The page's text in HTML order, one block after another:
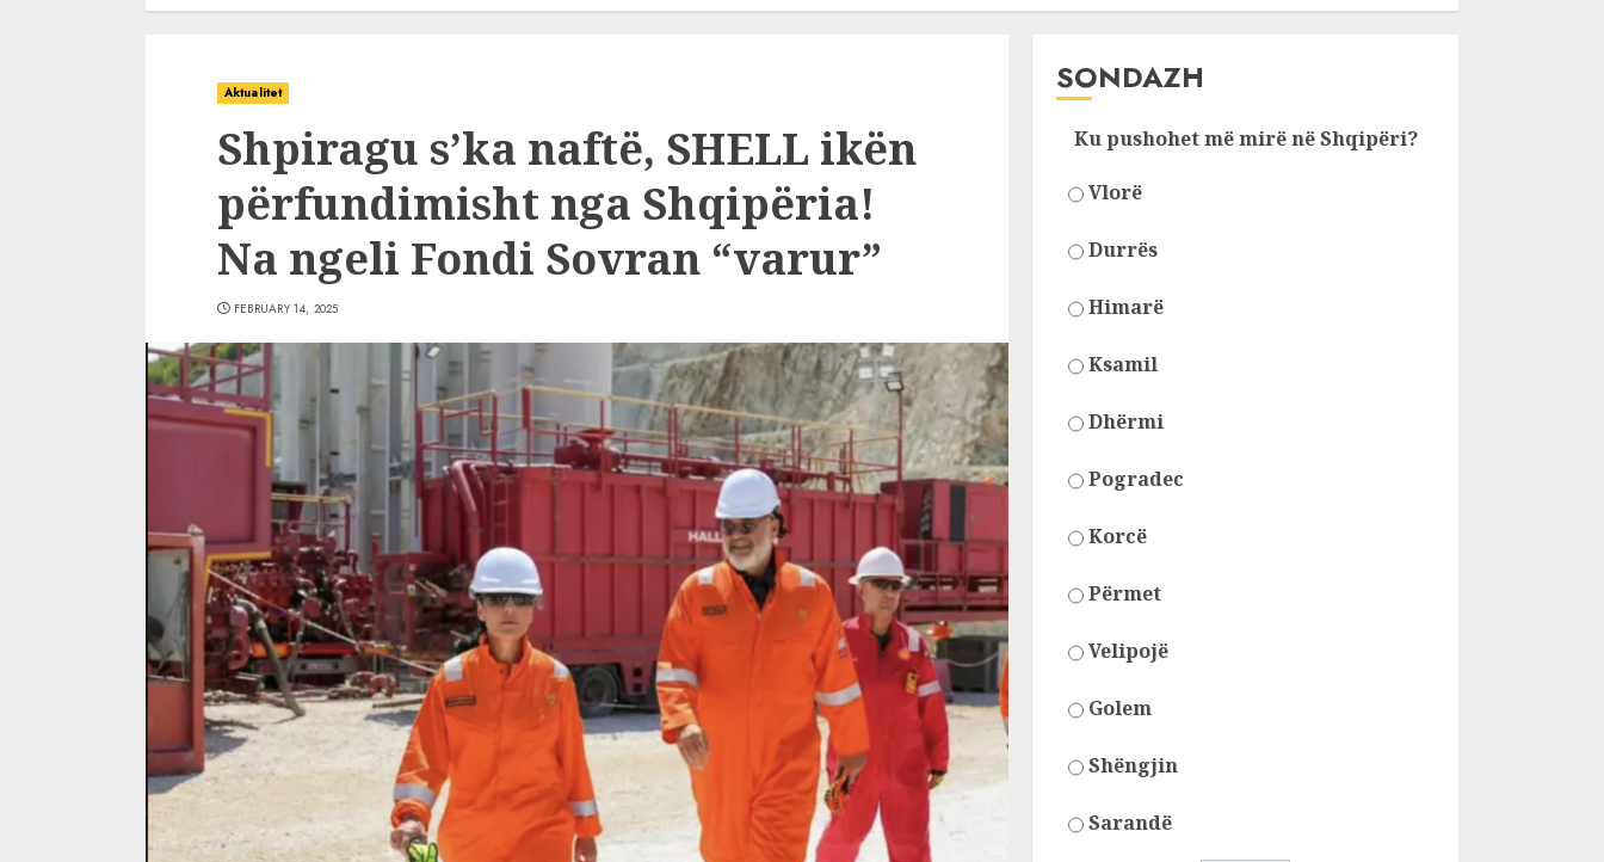
Aktualitet
Shpiragu s’ka naftë, SHELL ikën
përfundimisht nga Shqipëria!
Na ngeli Fondi Sovran “varur”
FEBRUARY 14, 2025
SONDAZH
Ku pushohet më mirë në Shqipëri?
Vlorë
Durrës
Himarë
Ksamil
Dhërmi
Pogradec
Korcë
Përmet
Velipojë
Golem
Shëngjin
Sarandë